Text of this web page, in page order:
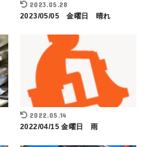
2023.05.28
2023/05/05 金曜日 晴れ
2022.05.14
2022/04/15 金曜日 雨